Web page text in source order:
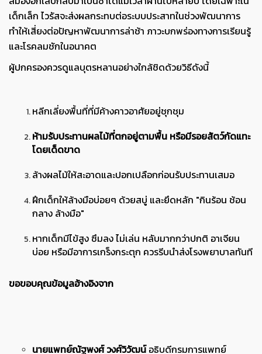
เด็กเล็ก ไวรัสจะส่งผลกระทบต่อระบบประสาทในช่วงพัฒนาการ
ทำให้เสี่ยงต่อปัญหาพัฒนาการล่าช้า ภาวะบกพร่องทางการเรียนรู้
และโรคลมชักในอนาคต
ผู้ปกครองควรดูแลบุตรหลานอย่างใกล้ชิดด้วยวิธีดังนี้
หลีกเลี่ยงพื้นที่ที่มีค้างคาวอาศัยอยู่ชุกชุม
ห้ามรับประทานผลไม้ที่ตกอยู่ตามพื้น หรือมีรอยสัตว์กัดแทะ
โดยเด็ดขาด
ล้างผลไม้ให้สะอาดและปอกเปลือกก่อนรับประทานเสมอ
ฝึกเด็กให้ล้างมือบ่อยๆ ด้วยสบู่ และยึดหลัก "กินร้อน ช้อน
กลาง ล้างมือ"
หากเด็กมีไข้สูง ซึมลง ไม่เล่น หลับมากกว่าปกติ อาเจียน
บ่อย หรือมีอาการเกร็งกระตุก ควรรีบนำส่งโรงพยาบาลทันที
ขอขอบคุณข้อมูลอ้างอิงจาก
นายแพทย์ณัฐพงศ์ วงศ์วิวัฒน์อธิบดีกรมการแพทย์